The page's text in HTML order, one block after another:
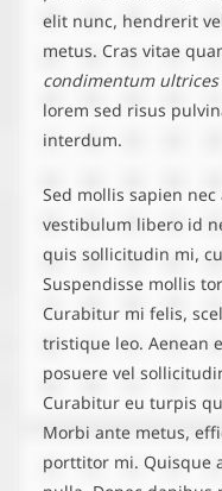
elit nunc, hendrerit
metus. Cras vitae
condimentum
lorem sed risus
interdum.
Sed mollis sapien
vestibulum libero id
quis sollicitudin mi,
Suspendisse mollis
Curabitur mi felis,
tristique leo. Aenean
posuere vel
Curabitur eu turpis
Morbi ante metus,
porttitor mi. Quisque